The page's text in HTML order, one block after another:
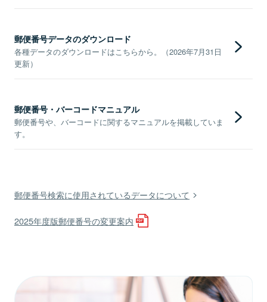
郵便番号データのダウンロード
各種データのダウンロードはこちらから。（2026年7月31日
更新）
郵便番号・バーコードマニュアル
郵便番号や、バーコードに関するマニュアルを掲載していま
す。
郵便番号検索に使用されているデータについて
2025年度版郵便番号の変更案内